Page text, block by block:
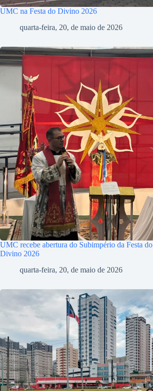
UMC na Festa do Divino 2026
quarta-feira, 20, de maio de 2026
UMC recebe abertura do Subimpério da Festa do
Divino 2026
quarta-feira, 20, de maio de 2026